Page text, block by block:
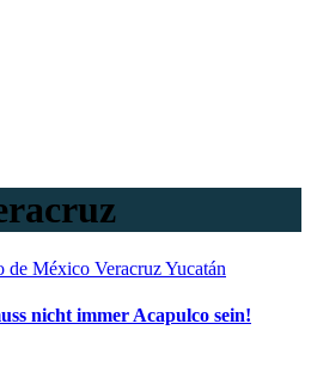
de México VeracruzYucatán
nicht immer Acapulco sein!